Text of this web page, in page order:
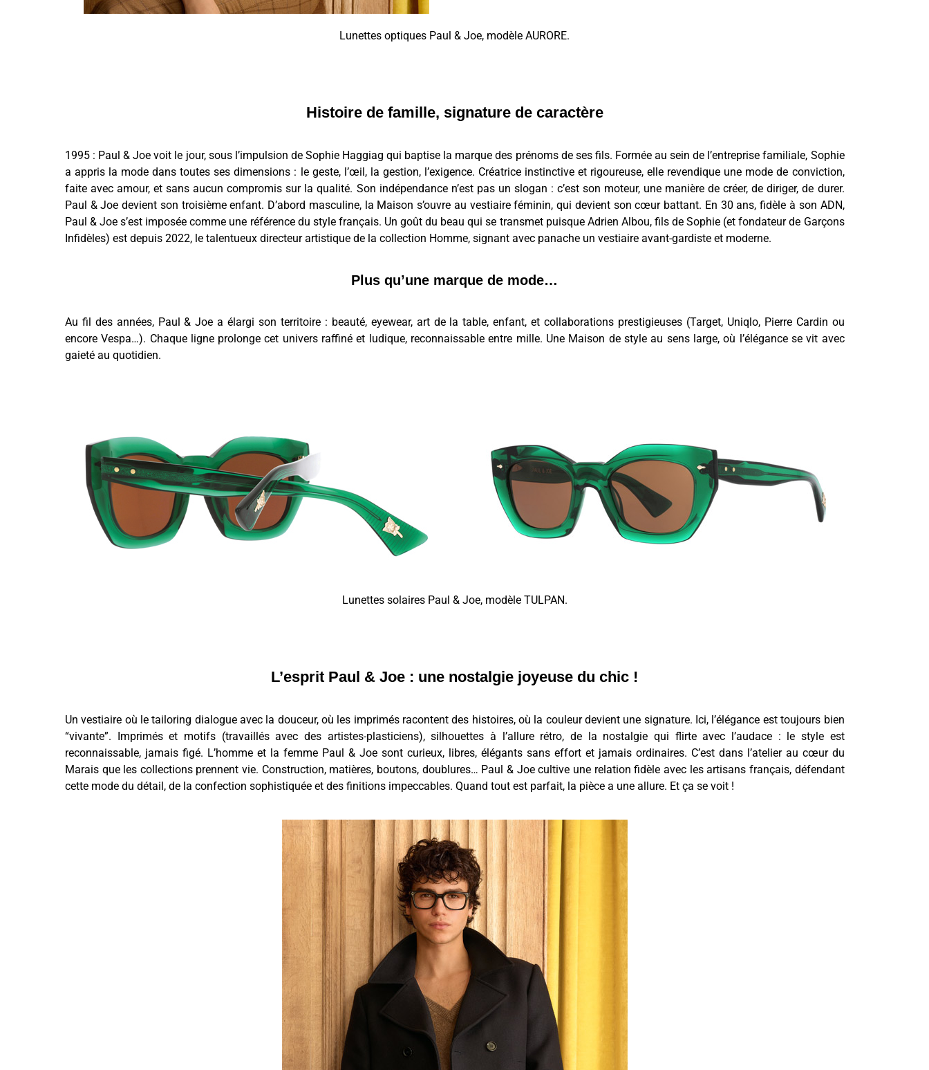
Lunettes optiques Paul & Joe, modèle AURORE.
Histoire de famille, signature de caractère
1995 : Paul & Joe voit le jour, sous l’impulsion de Sophie Haggiag qui baptise la marque des prénoms de ses fils. Formée au sein de l’entreprise familiale, Sophie
a appris la mode dans toutes ses dimensions : le geste, l’œil, la gestion, l’exigence. Créatrice instinctive et rigoureuse, elle revendique une mode de conviction,
faite avec amour, et sans aucun compromis sur la qualité. Son indépendance n’est pas un slogan : c’est son moteur, une manière de créer, de diriger, de durer.
Paul & Joe devient son troisième enfant. D’abord masculine, la Maison s’ouvre au vestiaire féminin, qui devient son cœur battant. En 30 ans, fidèle à son ADN,
Paul & Joe s’est imposée comme une référence du style français. Un goût du beau qui se transmet puisque Adrien Albou, fils de Sophie (et fondateur de Garçons
Infidèles) est depuis 2022, le talentueux directeur artistique de la collection Homme, signant avec panache un vestiaire avant-gardiste et moderne.
Plus qu’une marque de mode…
Au fil des années, Paul & Joe a élargi son territoire : beauté, eyewear, art de la table, enfant, et collaborations prestigieuses (Target, Uniqlo, Pierre Cardin ou
encore Vespa…). Chaque ligne prolonge cet univers raffiné et ludique, reconnaissable entre mille. Une Maison de style au sens large, où l’élégance se vit avec
gaieté au quotidien.
Lunettes solaires Paul & Joe, modèle TULPAN.
L’esprit Paul & Joe : une nostalgie joyeuse du chic !
Un vestiaire où le tailoring dialogue avec la douceur, où les imprimés racontent des histoires, où la couleur devient une signature. Ici, l’élégance est toujours bien
“vivante”. Imprimés et motifs (travaillés avec des artistes-plasticiens), silhouettes à l’allure rétro, de la nostalgie qui flirte avec l’audace : le style est
reconnaissable, jamais figé. L’homme et la femme Paul & Joe sont curieux, libres, élégants sans effort et jamais ordinaires. C’est dans l’atelier au cœur du
Marais que les collections prennent vie. Construction, matières, boutons, doublures… Paul & Joe cultive une relation fidèle avec les artisans français, défendant
cette mode du détail, de la confection sophistiquée et des finitions impeccables. Quand tout est parfait, la pièce a une allure. Et ça se voit !